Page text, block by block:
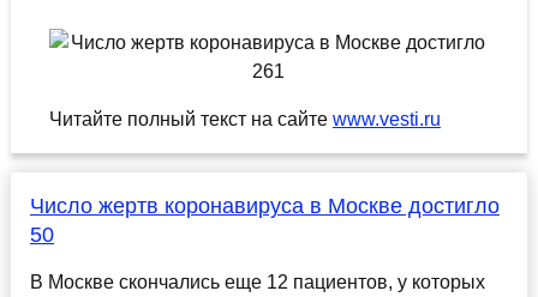
Читайте полный текст на сайте www.vesti.ru
Число жертв коронавируса в Москве достигло
50
В Москве скончались еще 12 пациентов, у которых